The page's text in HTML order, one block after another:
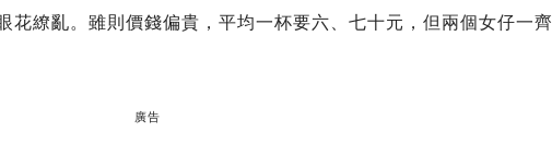
花繚亂。雖則價錢偏貴，平均一杯要六、七十元，但兩個女仔一齊
廣告